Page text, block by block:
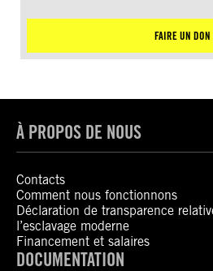
FAIRE UN DON
À PROPOS DE NOUS
Contacts
Comment nous fonctionnons
Déclaration de transparence
l’esclavage moderne
Financement et salaires
DOCUMENTATION